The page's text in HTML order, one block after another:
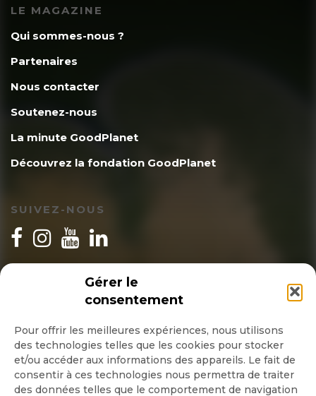
Gérer le
consentement
Pour offrir les meilleures expériences, nous utilisons
des technologies telles que les cookies pour stocker
et/ou accéder aux informations des appareils. Le fait de
consentir à ces technologies nous permettra de traiter
des données telles que le comportement de navigation
LE MAGAZINE
Qui sommes-nous ?
Partenaires
Nous contacter
Soutenez-nous
La minute GoodPlanet
Découvrez la fondation GoodPlanet
SUIVEZ-NOUS
INSCRIPTION NEWSLETTER
Quotidienne
Hebdo